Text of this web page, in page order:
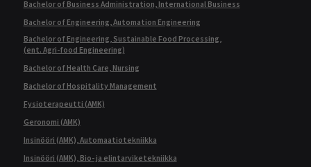
Bachelor of Business Administration, International Business
Bachelor of Engineering, Automation Engineering
Bachelor of Engineering, Sustainable Food Processing,
(ent. Agri-food Engineering)
Bachelor of Health Care, Nursing
Bachelor of Hospitality Management
Fysioterapeutti (AMK)
Geronomi (AMK)
Insinööri (AMK), Automaatiotekniikka
Insinööri (AMK), Bio- ja elintarviketekniikka